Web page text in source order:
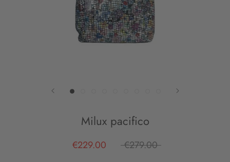
Milux pacifico
€229.00 €279.00